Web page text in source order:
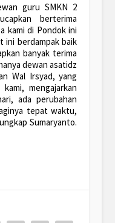
guru SMKN 2
berterima
kami di Pondok ini
ini berdampak baik
banyak terima
dewan asatidz
Wal Irsyad, yang
mengajarkan
ada perubahan
tepat waktu,
Sumaryanto.